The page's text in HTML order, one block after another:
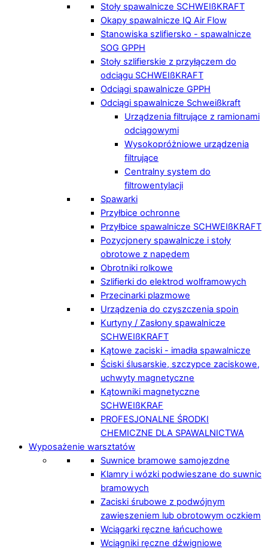
Stoły spawalnicze SCHWEIßKRAFT
Okapy spawalnicze IQ Air Flow
Stanowiska szlifiersko - spawalnicze
SOG GPPH
Stoły szlifierskie z przyłączem do
odciągu SCHWEIßKRAFT
Odciągi spawalnicze GPPH
Odciągi spawalnicze Schweißkraft
Urządzenia filtrujące z ramionami
odciągowymi
Wysokopróżniowe urządzenia
filtrujące
Centralny system do
filtrowentylacji
Spawarki
Przyłbice ochronne
Przyłbice spawalnicze SCHWEIßKRAFT
Pozycjonery spawalnicze i stoły
obrotowe z napędem
Obrotniki rolkowe
Szlifierki do elektrod wolframowych
Przecinarki plazmowe
Urządzenia do czyszczenia spoin
Kurtyny / Zasłony spawalnicze
SCHWEIßKRAFT
Kątowe zaciski - imadła spawalnicze
Ściski ślusarskie, szczypce zaciskowe,
uchwyty magnetyczne
Kątowniki magnetyczne
SCHWEIßKRAF
PROFESJONALNE ŚRODKI
CHEMICZNE DLA SPAWALNICTWA
Wyposażenie warsztatów
Suwnice bramowe samojezdne
Klamry i wózki podwieszane do suwnic
bramowych
Zaciski śrubowe z podwójnym
zawieszeniem lub obrotowym oczkiem
Wciągarki ręczne łańcuchowe
Wciągniki ręczne dźwigniowe